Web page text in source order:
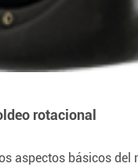
rotacional
aspectos básicos del